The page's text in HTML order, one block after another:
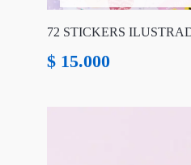
72 STICKERS
$ 15.000